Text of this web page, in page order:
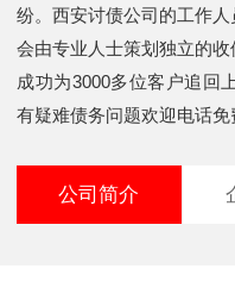
纷。西安讨债公司的工作
会由专业人士策划独立的
成功为3000多位客户追回
有疑难债务问题欢迎电话免
公司简介